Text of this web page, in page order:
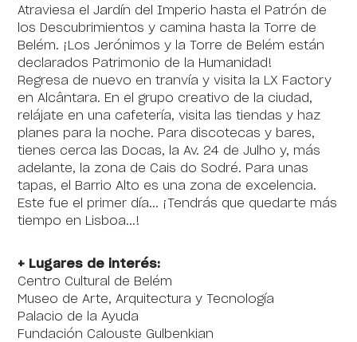
Atraviesa el Jardín del Imperio hasta el Patrón de
los Descubrimientos y camina hasta la Torre de
Belém. ¡Los Jerónimos y la Torre de Belém están
declarados Patrimonio de la Humanidad!
Regresa de nuevo en tranvía y visita la LX Factory
en Alcântara. En el grupo creativo de la ciudad,
relájate en una cafetería, visita las tiendas y haz
planes para la noche. Para discotecas y bares,
tienes cerca las Docas, la Av. 24 de Julho y, más
adelante, la zona de Cais do Sodré. Para unas
tapas, el Barrio Alto es una zona de excelencia.
Este fue el primer día... ¡Tendrás que quedarte más
tiempo en Lisboa...!
+ Lugares de interés:
Centro Cultural de Belém
Museo de Arte, Arquitectura y Tecnología
Palacio de la Ayuda
Fundación Calouste Gulbenkian